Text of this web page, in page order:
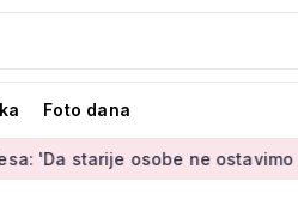
Foto dana
osobe ne ostavimo same'